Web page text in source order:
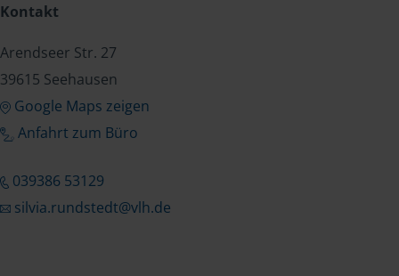
Kontakt
Arendseer Str. 27
39615 Seehausen
Google Maps zeigen
Anfahrt zum Büro
039386 53129
silvia.rundstedt@vlh.de